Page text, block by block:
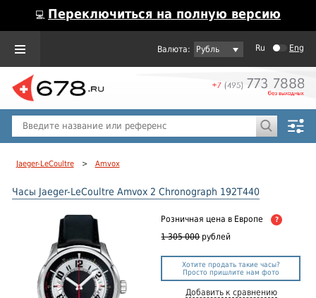
💻 Переключиться на полную версию
Рубль Ru Eng
Jaeger-LeCoultre > Amvox
Часы Jaeger-LeCoultre Amvox 2 Chronograph 192T440
Розничная цена в Европе ?
1 305 000 рублей
Хотите продать такие часы?
Просто пришлите нам фото
Добавить к сравнению